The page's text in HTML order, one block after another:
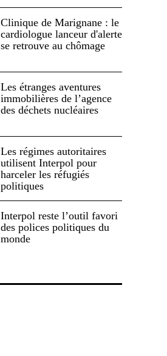
Clinique de Marignane : le
cardiologue lanceur d'alerte
se retrouve au chômage
Les étranges aventures
immobilières de l’agence
des déchets nucléaires
Les régimes autoritaires
utilisent Interpol pour
harceler les réfugiés
politiques
Interpol reste l’outil favori
des polices politiques du
monde